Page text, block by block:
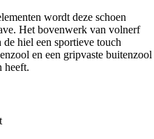
wordt deze schoen
Het bovenwerk van volnerf
hiel een sportieve touch
en een gripvaste buitenzool
heeft.